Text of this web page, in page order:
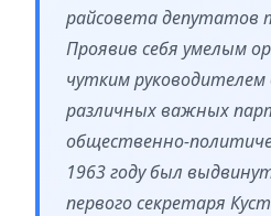
райсовета депутатов
Проявив себя умелым
чутким
различных важных
общественно-
1963 году был
первого секретаря